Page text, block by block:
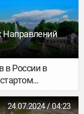
найти здесь
рассмотрим
их
Направлений
в России в
на отпускные
24.07.2024 / 04:23